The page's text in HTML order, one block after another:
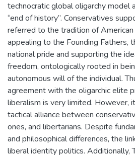
technocratic global oligarchy model
“end of history”. Conservatives
referred to the tradition of American
appealing to the Founding Fathers,
national pride and supporting the
freedom, ontologically rooted in
autonomous will of the individual.
agreement with the oligarchic elite
liberalism is very limited. However,
tactical alliance between
ones, and libertarians. Despite
and philosophical differences, the
liberal identity politics. Additionally,